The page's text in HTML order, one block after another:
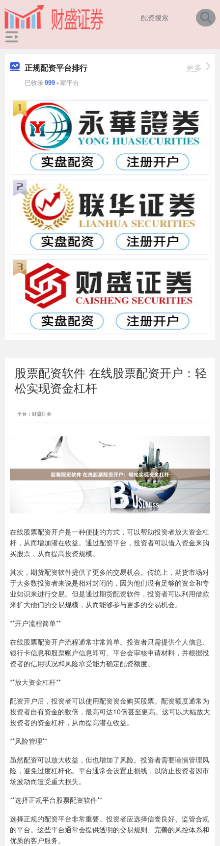
正规配资平台排行
已收录999+家平台
更多
股票配资软件 在线股票配资开户：轻
松实现资金杠杆
平台：财盛证券
在线股票配资开户是一种便捷的方式，可以帮助投资者放大资金杠
杆，从而增加潜在收益。通过配资平台，投资者可以借入资金来购
买股票，从而提高投资规模。
其次，期货配资软件提供了更多的交易机会。传统上，期货市场对
于大多数投资者来说是相对封闭的，因为他们没有足够的资金和专
业知识来进行交易。但是通过期货配资软件，投资者可以利用借款
来扩大他们的交易规模，从而能够参与更多的交易机会。
**开户流程简单**
在线股票配资开户流程通常非常简单。投资者只需提供个人信息、
银行卡信息和股票账户信息即可。平台会审核申请材料，并根据投
资者的信用状况和风险承受能力确定配资额度。
**放大资金杠杆**
配资开户后，投资者可以使用配资资金购买股票。配资额度通常为
投资者自有资金的数倍，最高可达10倍甚至更高。这可以大幅放大
投资者的资金杠杆，从而提高潜在收益。
**风险管理**
虽然配资可以放大收益，但也增加了风险。投资者需要谨慎管理风
险，避免过度杠杆化。平台通常会设置止损线，以防止投资者因市
场波动而遭受重大损失。
**选择正规平台股票配资软件**
选择正规的配资平台非常重要。投资者应选择信誉良好、监管合规
的平台。这些平台通常会提供透明的交易规则、完善的风控体系和
优质的客户服务。